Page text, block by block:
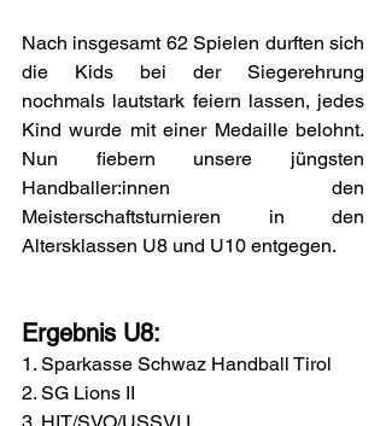
Nach insgesamt 62 Spielen durften sich
die Kids bei der Siegerehrung
nochmals lautstark feiern lassen, jedes
Kind wurde mit einer Medaille belohnt.
Nun fiebern unsere jüngsten
Handballer:innen den
Meisterschaftsturnieren in den
Altersklassen U8 und U10 entgegen.
Ergebnis U8:
1. Sparkasse Schwaz Handball Tirol
2. SG Lions II